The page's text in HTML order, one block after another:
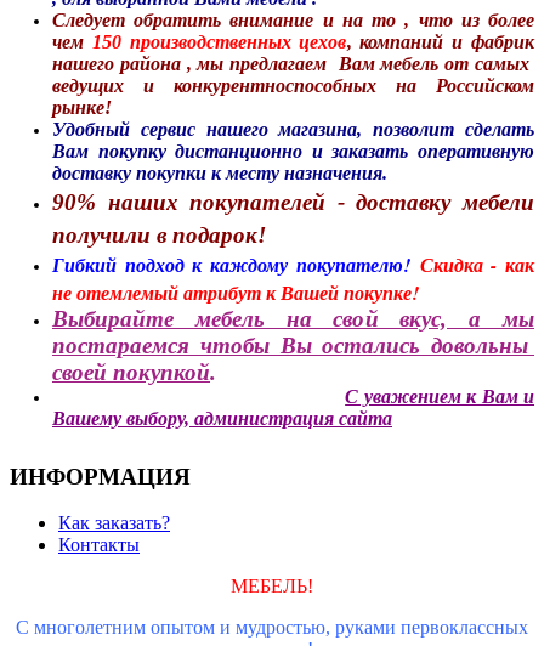
Следует обратить внимание и на то , что из более
чем 150 производственных цехов, компаний и фабрик
нашего района , мы предлагаем Вам мебель от самых
ведущих и конкурентноспособных на Российском
рынке!
Удобный сервис нашего магазина, позволит сделать
Вам покупку дистанционно и заказать оперативную
доставку покупки к месту назначения.
90% наших покупателей - доставку мебели
получили в подарок!
Гибкий подход к каждому покупателю! Скидка - как
не отемлемый атрибут к Вашей покупке!
Выбирайте мебель на свой вкус, а мы
постараемся чтобы Вы остались довольны
своей покупкой.
С уважением к Вам и
Вашему выбору, администрация сайта
ИНФОРМАЦИЯ
Как заказать?
Контакты
МЕБЕЛЬ!
С многолетним опытом и мудростью, руками первоклассных